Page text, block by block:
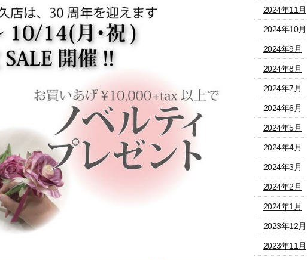
2024年11月
2024年10月
2024年9月
2024年8月
2024年7月
2024年6月
2024年5月
2024年4月
2024年3月
2024年2月
2024年1月
2023年12月
2023年11月